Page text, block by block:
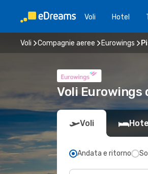
Voli Hotel
Voli Compagnie aeree Eurowings
Voli Eurowings
Voli
Andata e ritorno